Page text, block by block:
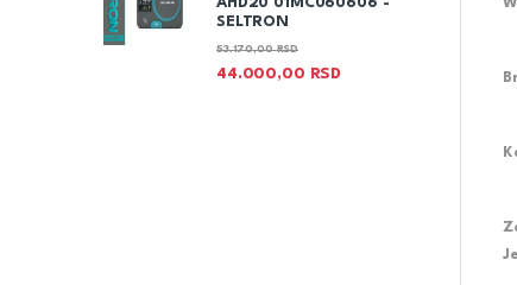
SELTRON
44.000,00 RSD
53.170,00RSD